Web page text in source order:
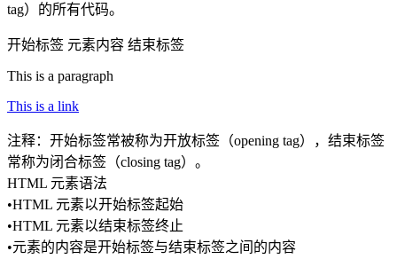
tag）的所有代码。
开始标签 元素内容 结束标签
This is a paragraph
This is a link
注释：开始标签常被称为开放标签（opening tag），结束标签
常称为闭合标签（closing tag）。
HTML 元素语法
•HTML 元素以开始标签起始
•HTML 元素以结束标签终止
•元素的内容是开始标签与结束标签之间的内容